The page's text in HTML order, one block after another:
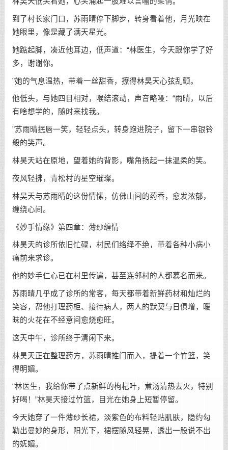
到了村长家门口，苏雨晴停下脚步，转身看着他，月光映在
她眼里，像是藏了满天星光。
她踮起脚，凑近他耳边，低声道：“林医生，今天跟你学了好
多，谢谢你。
”她的气息温热，带着一丝甜香，撩得林昊天心弦乱颤。
他低头，与她四目相对，喉结滚动，声音略哑：“雨晴，以后
有啥想学的，随时来找我。
”苏雨晴抿唇一笑，轻轻点头，转身跑进院子，留下一串银铃
般的笑声。
林昊天站在原地，望着她的背影，嘴角扬起一抹温柔的笑。
夜风轻拂，青松村的星空璀璨。
林昊天与苏雨晴的这份情愫，仿佛山间的药香，愈发浓郁，
缠绕心间。
《妙手情缘》第四章：薄纱缠情
林昊天的诊所依旧忙碌，村民们络绎不绝，带着各种小病小
痛前来求诊。
他的妙手仁心已在村里传遍，甚至连邻村的人都慕名而来。
苏雨晴几乎成了诊所的常客，每天都带着新鲜药材和灿烂的
笑容，帮他打理药柜、接待病人，两人的默契与日俱增，暧
昧的火花在不经意间愈烧愈旺。
这天中午，诊所终于清闲下来。
林昊天正在整理药方，苏雨晴推门而入，提着一个竹篮，笑
得明媚。
“林医生，我给你带了点新鲜的枸杞叶，煮汤清热去火，特别
好喝！”林昊天接过竹篮，目光在她身上短暂停留。
今天她穿了一件薄纱长裙，淡紫色的布料轻贴肌肤，隐约勾
勒出曼妙的身形，阳光下，裙摆随风轻晃，透出一股说不出
的妩媚。